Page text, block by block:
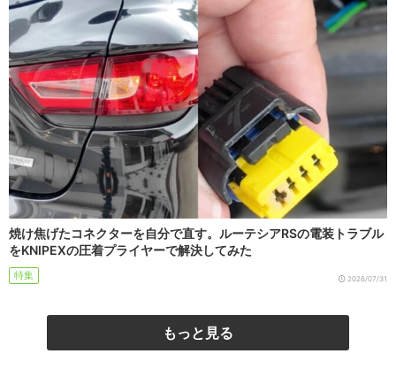
焼け焦げたコネクターを自分で直す。ルーテシアRSの電装トラブル
をKNIPEXの圧着プライヤーで解決してみた
特集 2026/07/31
もっと見る